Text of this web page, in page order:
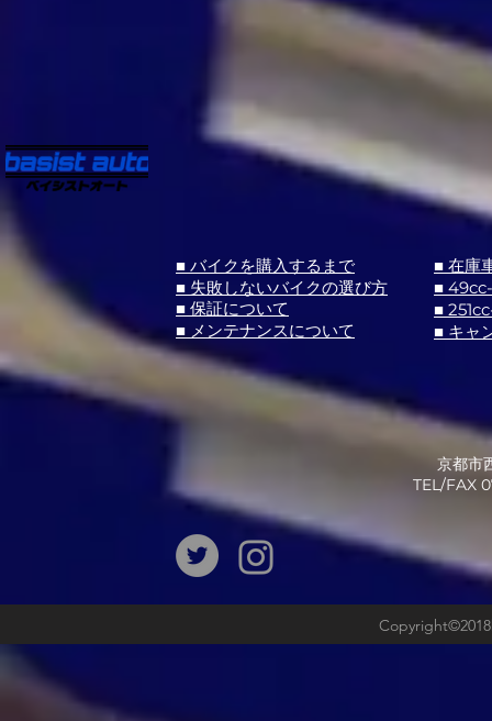
■ バイクを購入するまで
■ 失敗しないバイクの選び方
■ 保証について
■ メンテナンスについて
■ 在庫
■
■
■ キャ
京都市
​TEL/FAX